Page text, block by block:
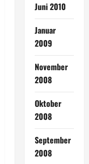
Juni 2010
Januar
2009
November
2008
Oktober
2008
September
2008